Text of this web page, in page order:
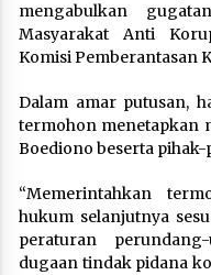
mengabulkan
Masyarakat Anti
Komisi Pemberantasan
Dalam amar putusan,
termohon menetapkan
Boediono beserta
“Memerintahkan
hukum selanjutnya
peraturan
dugaan tindak pidana